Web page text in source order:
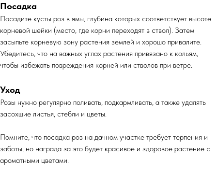
Посадка
Посадите кусты роз в ямы, глубина которых соответствует высоте
корневой шейки (место, где корни переходят в ствол). Затем
засыпьте корневую зону растения землей и хорошо привалите.
Убедитесь, что на важных углах растения привязано к кольям,
чтобы избежать повреждения корней или стволов при ветре.
Уход
Розы нужно регулярно поливать, подкармливать, а также удалять
засохшие листья, стебли и цветы.
Помните, что посадка роз на дачном участке требует терпения и
заботы, но награда за это будет красивое и здоровое растение с
ароматными цветами.